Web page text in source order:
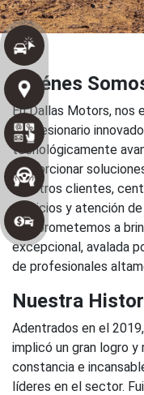
Quiénes
En Dallas Motors, nos
concesionario
tecnológicamente
proporcionar
nuestros clientes,
servicios y atención
comprometemos a
excepcional, avalada
de profesionales
Nuestra
Adentrados en el
implicó un gran logro
constancia e
líderes en el sector.